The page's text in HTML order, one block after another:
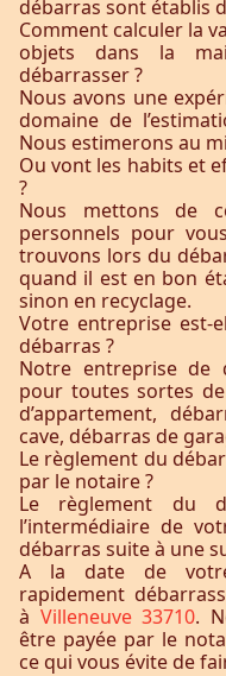
débarras sont établis
Comment calculer la
objets dans la
débarrasser ?
Nous avons une
domaine de
Nous estimerons au
Ou vont les habits et
?
Nous mettons de
personnels pour
trouvons lors du
quand il est en bon
sinon en recyclage.
Votre entreprise est-
débarras ?
Notre entreprise de
pour toutes sortes
d’appartement,
cave, débarras de
Le règlement du
par le notaire ?
Le règlement du
l’intermédiaire de
débarras suite à une
A la date de votre
rapidement
à Villeneuve 33710.
être payée par le
ce qui vous évite de